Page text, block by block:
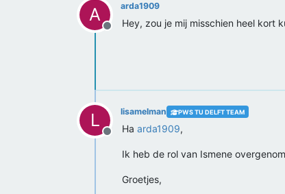
A
Offline
arda1909
Hey, zou je mij misschien heel kort
L
Offline
lisamelman PWS TU DELFT TEAM
Ha arda1909,
Ik heb de rol van Ismene
Groetjes,